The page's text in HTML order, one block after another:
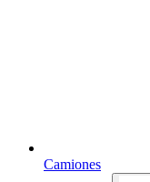
Camiones